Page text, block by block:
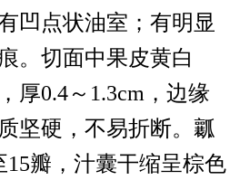
凹点状油室；有明显
。切面中果皮黄白
厚0.4～1.3cm，边缘
坚硬，不易折断。瓤
15瓣，汁囊干缩呈棕色